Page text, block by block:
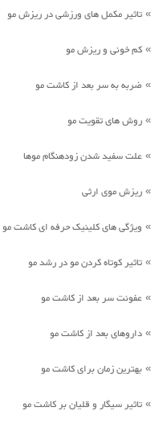
» تاثیر مکمل های ورزشی در ریزش مو
» کم خونی و ریزش مو
» ضربه به سر بعد از کاشت مو
» روش های تقویت مو
» علت سفید شدن زودهنگام موها
» ریزش موی ارثی
» ویژگی های کلینیک حرفه ای کاشت مو
» تاثیر کوتاه کردن مو در رشد مو
» عفونت سر بعد از کاشت مو
» داروهای بعد از کاشت مو
» بهترین زمان برای کاشت مو
» تاثیر سیگار و قلیان بر کاشت مو